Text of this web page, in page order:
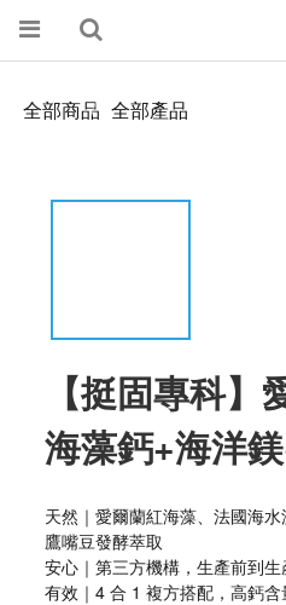
全部商品 全部產品
【挺固專科
海藻鈣+海洋
天然｜愛爾蘭紅海藻、法國海水
鷹嘴豆發酵萃取
安心｜第三方機構，生產前到
有效｜4 合 1 複方搭配，高鈣